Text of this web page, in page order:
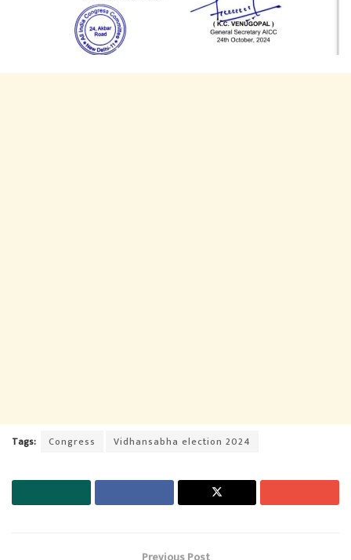
Tags: Congress Vidhansabha election 2024